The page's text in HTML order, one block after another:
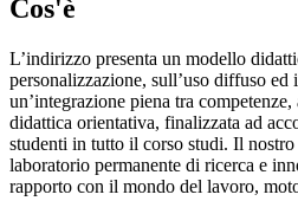
Cos'è
L’indirizzo presenta un modello
personalizzazione, sull’uso diffuso
un’integrazione piena tra
didattica orientativa, finalizzata ad
studenti in tutto il corso studi. Il
laboratorio permanente di ricerca e
rapporto con il mondo del lavoro,